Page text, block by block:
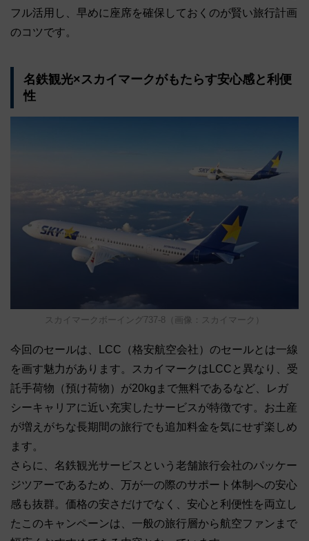
フル活用し、早めに座席を確保しておくのが賢い旅行計画
のコツです。
名鉄観光×スカイマークがもたらす安心感と利便
性
スカイマークボーイング737-8（画像：スカイマーク）
今回のセールは、LCC（格安航空会社）のセールとは一線
を画す魅力があります。スカイマークはLCCと異なり、受
託手荷物（預け荷物）が20kgまで無料であるなど、レガ
シーキャリアに近い充実したサービスが特徴です。お土産
が増えがちな長期間の旅行でも追加料金を気にせず楽しめ
ます。
さらに、名鉄観光サービスという老舗旅行会社のパッケー
ジツアーであるため、万が一の際のサポート体制への安心
感も抜群。価格の安さだけでなく、安心と利便性を両立し
たこのキャンペーンは、一般の旅行層から航空ファンまで